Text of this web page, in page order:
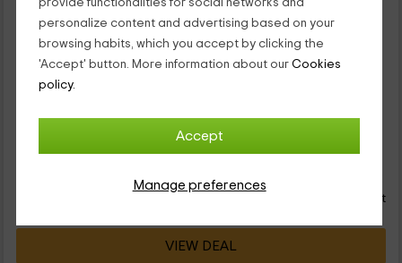
provide functionalities for social networks and
personalize content and advertising based on your
browsing habits, which you accept by clicking the
'Accept' button. More information about our Cookies
policy.
Accept
Manage preferences
Sepúlveda, Segovia
0 reviews
Booked 2 times
Full Rental
3 rooms
6 people
2 bathrooms
natural en el que se encuentra el río...
person and night
VIEW DEAL